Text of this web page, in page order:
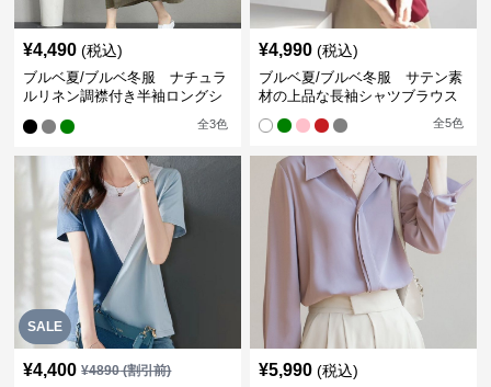
¥4,490 (税込)
ブルベ夏/ブルベ冬服 ナチュラ
ルリネン調襟付き半袖ロングシ
全3色
¥4,990 (税込)
ブルベ夏/ブルベ冬服 サテン素
材の上品な長袖シャツブラウス
全5色
SALE
¥4,400 ¥4890(割引前) ¥5,990 (税込)